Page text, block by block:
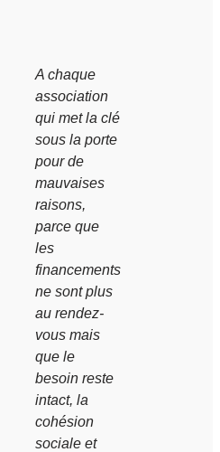
A chaque
association
qui met la clé
sous la porte
pour de
mauvaises
raisons,
parce que
les
financements
ne sont plus
au rendez-
vous mais
que le
besoin reste
intact, la
cohésion
sociale et